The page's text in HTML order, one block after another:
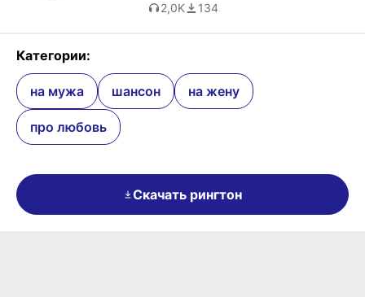
2,0K 134
Категории:
на мужа шансон на жену
про любовь
Скачать рингтон